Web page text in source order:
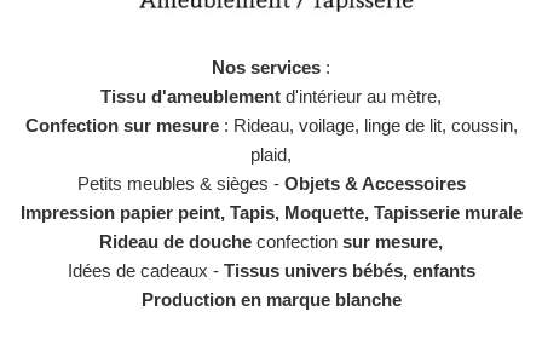
Nos services :
Tissu d'ameublement d'intérieur au mètre,
Confection sur mesure: Rideau, voilage, linge de lit, coussin,
plaid,
Petits meubles & sièges - Objets & Accessoires
Impression papier peint, Tapis, Moquette, Tapisserie murale
Rideau de douche confection sur mesure,
Idées de cadeaux - Tissus univers bébés, enfants
Production en marque blanche